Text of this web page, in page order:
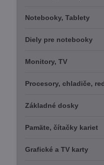
Notebooky, Tablety
Diely pre notebooky
Monitory, TV
Procesory, chladiče,
Základné dosky
Pamäte, čítačky kariet
Grafické a TV karty